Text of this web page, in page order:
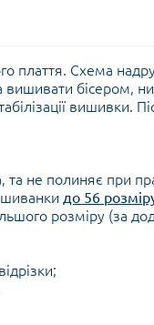
плаття. Схема
бісером,
вишивки.
та не полиняє при
до 56
розміру (за